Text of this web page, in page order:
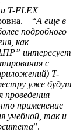
T-FLEX
– “А еще в
подробного
как
интересует
с
T-
уже будут
применение
учебной, так и
”.